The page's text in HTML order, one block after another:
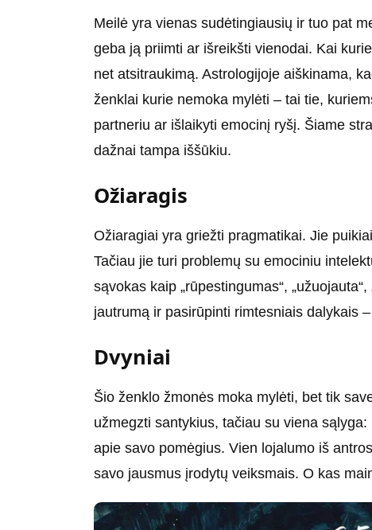
Meilė yra vienas sudėtingiausių ir tuo pat
geba ją priimti ar išreikšti vienodai. Kai
net atsitraukimą. Astrologijoje aiškinama,
ženklai kurie nemoka mylėti – tai tie,
partneriu ar išlaikyti emocinį ryšį. Šiame
dažnai tampa iššūkiu.
Ožiaragis
Ožiaragiai yra griežti pragmatikai. Jie
Tačiau jie turi problemų su emociniu
sąvokas kaip „rūpestingumas“,
jautrumą ir pasirūpinti rimtesniais dalykais
Dvyniai
Šio ženklo žmonės moka mylėti, bet tik
užmegzti santykius, tačiau su viena
apie savo pomėgius. Vien lojalumo iš
savo jausmus įrodytų veiksmais. O kas